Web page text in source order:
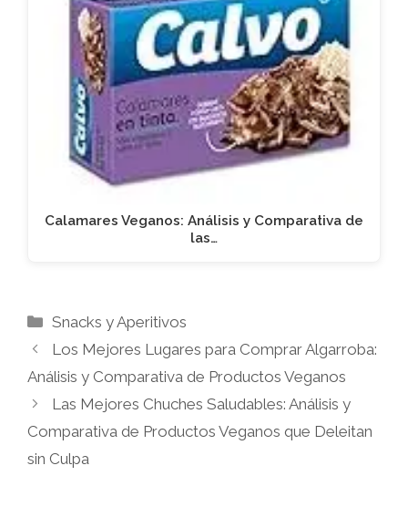
Calamares Veganos: Análisis y Comparativa de
las…
Categorías
Snacks y Aperitivos
Los Mejores Lugares para Comprar Algarroba:
Análisis y Comparativa de Productos Veganos
Las Mejores Chuches Saludables: Análisis y
Comparativa de Productos Veganos que Deleitan
sin Culpa